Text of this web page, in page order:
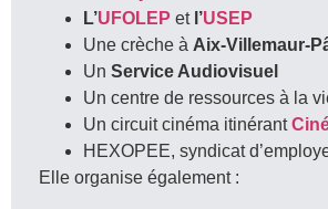
L’UFOLEP et l’USEP
Une crèche à Aix-Villemaur-
Un Service Audiovisuel
Un centre de ressources à la
Un circuit cinéma itinérant
HEXOPEE, syndicat
Elle organise également :